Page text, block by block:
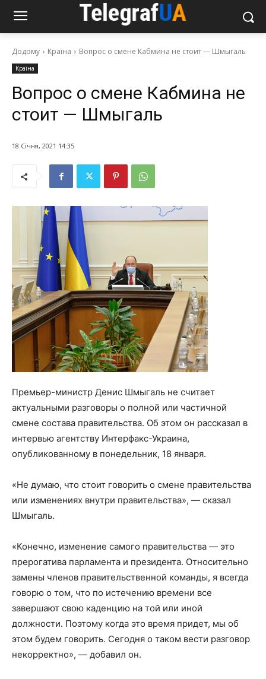
Додому Країна Вопрос о смене Кабмина не стоит — Шмыгаль
Країна
Вопрос о смене Кабмина не
стоит — Шмыгаль
18 Січня, 2021 14:35
Премьер-министр Денис Шмыгаль не считает
актуальными разговоры о полной или частичной
смене состава правительства. Об этом он рассказал в
интервью агентству Интерфакс-Украина,
опубликованному в понедельник, 18 января.
«Не думаю, что стоит говорить о смене правительства
или изменениях внутри правительства», — сказал
Шмыгаль.
«Конечно, изменение самого правительства — это
прерогатива парламента и президента. Относительно
замены членов правительственной команды, я всегда
говорю о том, что по истечению времени все
завершают свою каденцию на той или иной
должности. Поэтому когда это время придет, мы об
этом будем говорить. Сегодня о таком вести разговор
некорректно», — добавил он.